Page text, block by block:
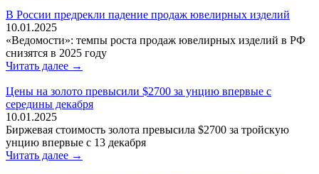
В России предрекли падение продаж ювелирных изделий
10.01.2025
«Ведомости»: темпы роста продаж ювелирных изделий в РФ
снизятся в 2025 году
Читать далее →
Цены на золото превысили $2700 за унцию впервые с
середины декабря
10.01.2025
Биржевая стоимость золота превысила $2700 за тройскую
унцию впервые с 13 декабря
Читать далее →